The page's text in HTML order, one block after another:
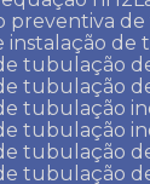
preventiva
instalação
tubulação
de tubulação
tubulação
tubulação
tubulação
tubulação